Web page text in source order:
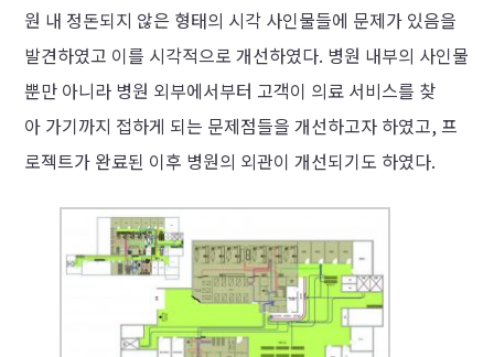
원 내 정돈되지 않은 형태의 시각 사인물들에 문제가 있음을
발견하였고 이를 시각적으로 개선하였다. 병원 내부의 사인물
뿐만 아니라 병원 외부에서부터 고객이 의료 서비스를 찾
아 가기까지 접하게 되는 문제점들을 개선하고자 하였고, 프
로젝트가 완료된 이후 병원의 외관이 개선되기도 하였다.